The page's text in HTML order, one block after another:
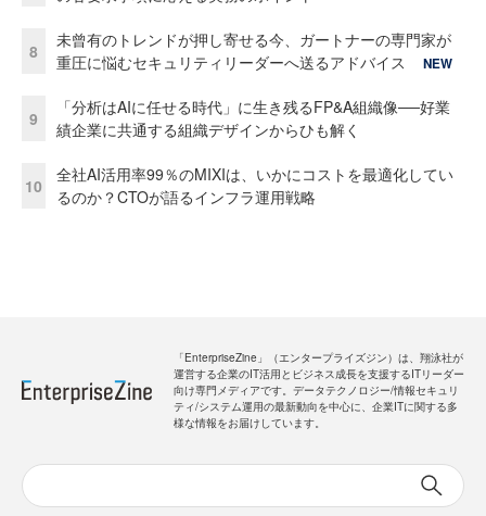
8
未曾有のトレンドが押し寄せる今、ガートナーの専門家が
重圧に悩むセキュリティリーダーへ送るアドバイス
NEW
9
「分析はAIに任せる時代」に生き残るFP&A組織像──好業
績企業に共通する組織デザインからひも解く
10
全社AI活用率99％のMIXIは、いかにコストを最適化してい
るのか？CTOが語るインフラ運用戦略
「EnterpriseZine」（エンタープライズジン）は、翔泳社が
運営する企業のIT活用とビジネス成長を支援するITリーダー
向け専門メディアです。データテクノロジー/情報セキュリ
ティ/システム運用の最新動向を中心に、企業ITに関する多
様な情報をお届けしています。